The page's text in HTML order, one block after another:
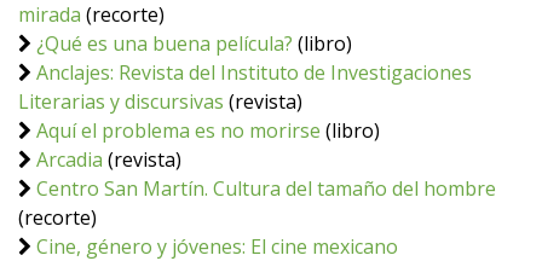
mirada (recorte)
¿Qué es una buena película? (libro)
Anclajes: Revista del Instituto de Investigaciones
Literarias y discursivas (revista)
Aquí el problema es no morirse (libro)
Arcadia (revista)
Centro San Martín. Cultura del tamaño del hombre
(recorte)
Cine, género y jóvenes: El cine mexicano